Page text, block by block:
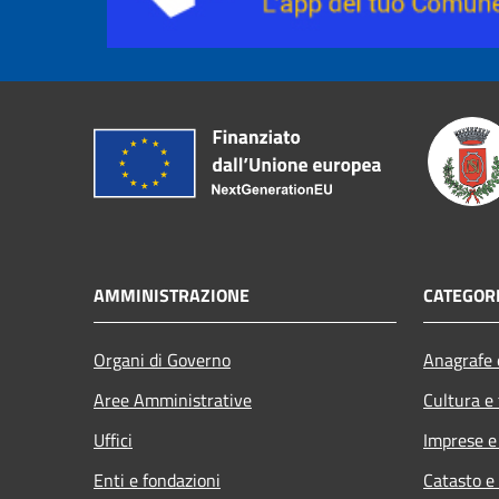
AMMINISTRAZIONE
Organi di Governo
Aree Amministrative
Uffici
Enti e fondazioni
Cultura
Imprese
Catasto